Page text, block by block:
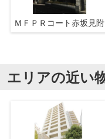
ＭＦＰＲコート赤坂見附
エリアの近い